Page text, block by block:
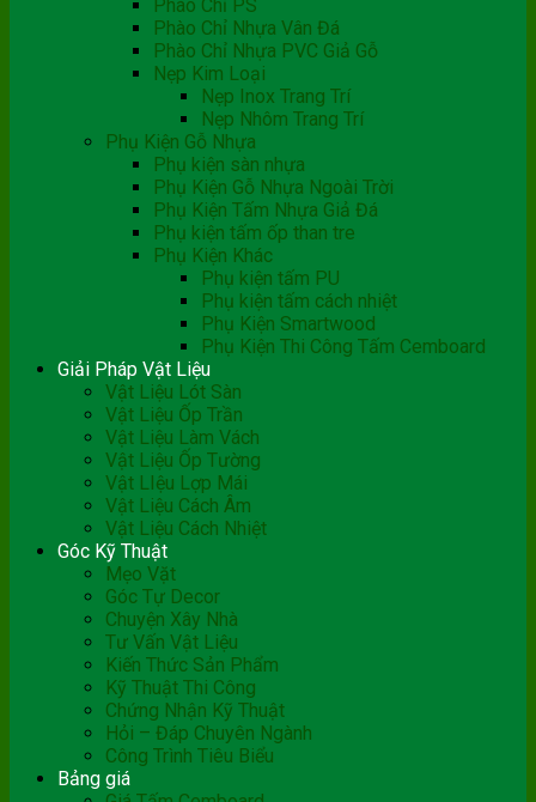
Phào Chỉ PS
Phào Chỉ Nhựa Vân Đá
Phào Chỉ Nhựa PVC Giả Gỗ
Nẹp Kim Loại
Nẹp Inox Trang Trí
Nẹp Nhôm Trang Trí
Phụ Kiện Gỗ Nhựa
Phụ kiện sàn nhựa
Phụ Kiện Gỗ Nhựa Ngoài Trời
Phụ Kiện Tấm Nhựa Giả Đá
Phụ kiện tấm ốp than tre
Phụ Kiện Khác
Phụ kiện tấm PU
Phụ kiện tấm cách nhiệt
Phụ Kiện Smartwood
Phụ Kiện Thi Công Tấm Cemboard
Giải Pháp Vật Liệu
Vật Liệu Lót Sàn
Vật Liệu Ốp Trần
Vật Liệu Làm Vách
Vật Liệu Ốp Tường
Vật LIệu Lợp Mái
Vật Liệu Cách Âm
Vật Liệu Cách Nhiệt
Góc Kỹ Thuật
Mẹo Vặt
Góc Tự Decor
Chuyện Xây Nhà
Tư Vấn Vật Liệu
Kiến Thức Sản Phẩm
Kỹ Thuật Thi Công
Chứng Nhận Kỹ Thuật
Hỏi – Đáp Chuyên Ngành
Công Trình Tiêu Biểu
Bảng giá